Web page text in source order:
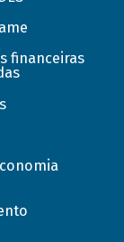
financeiras